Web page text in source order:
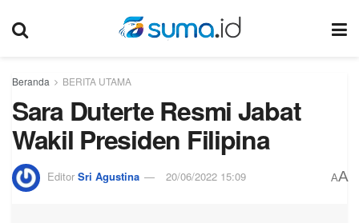
Beranda BERITA UTAMA
Sara Duterte Resmi Jabat
Wakil Presiden Filipina
Editor Sri Agustina 20/06/2022 15:09 AA